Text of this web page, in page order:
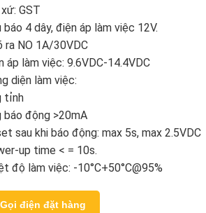
GST
báo 4 dây, điện áp làm việc 12V.
ra NO 1A/30VDC
áp làm việc: 9.6VDC-14.4VDC
diện làm việc:
tỉnh
báo động >20mA
sau khi báo động: max 5s, max 2.5VDC
up time < = 10s.
độ làm việc: -10°C+50°C@95%
Gọi điện đặt hàng